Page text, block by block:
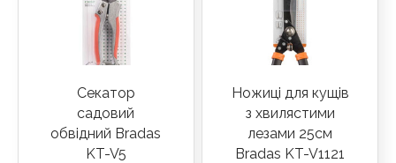
Секатор
садовий
обвідний Bradas
KT-V5
Ножиці для кущів
з хвилястими
лезами 25см
Bradas KT-V1121